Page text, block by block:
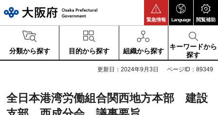
緊急情報 Language 閲覧補助
分類から探す 目的から探す 組織から探す
キーワードから
探す
更新日：2024年9月3日 ページID：89349
全日本港湾労働組合関西地方本部 建設